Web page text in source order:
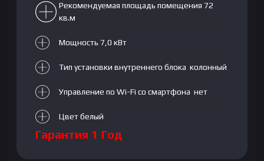
Рекомендуемая площадь помещения 72
кв.м
Мощность 7,0 кВт
Тип установки внутреннего блока колонный
Управление по Wi-Fi со смартфона нет
Цвет белый
Гарантия 1 Год